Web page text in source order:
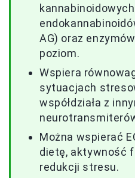
AG) oraz
poziom.
Wspiera
sytuacjach
współdziała z
Można wspierać
dietę, aktywność
redukcji stresu.